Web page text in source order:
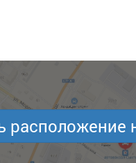
расположение